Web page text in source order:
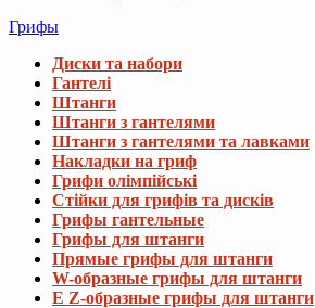
Грифы
Диски та набори
Гантелі
Штанги
Штанги з гантелями
Штанги з гантелями та лавками
Накладки на гриф
Грифи олімпійські
Стійки для грифів та дисків
Грифы гантельные
Грифы для штанги
Прямые грифы для штанги
W-образные грифы для штанги
E Z-образные грифы для штанги